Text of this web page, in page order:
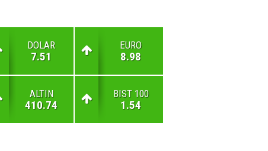
DOLAR
7.51
EURO
8.98
ALTIN
410.74
BIST 100
1.54